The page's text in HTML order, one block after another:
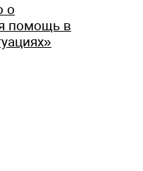
о
помощь в